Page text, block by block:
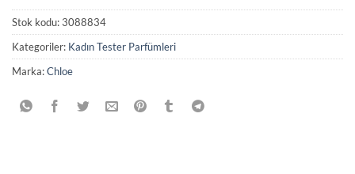
Stok kodu:3088834
Kategoriler: Kadın Tester Parfümleri
Marka:Chloe